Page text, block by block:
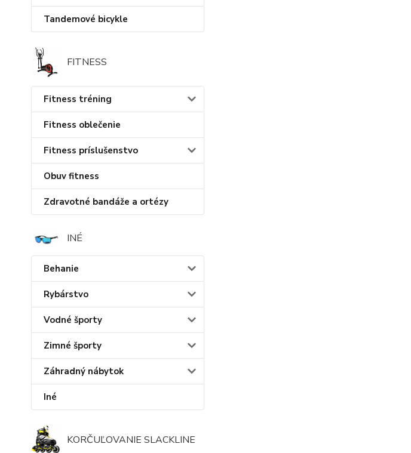
Tandemové bicykle
FITNESS
Fitness tréning
Fitness oblečenie
Fitness príslušenstvo
Obuv fitness
Zdravotné bandáže a ortézy
INÉ
Behanie
Rybárstvo
Vodné športy
Zimné športy
Záhradný nábytok
Iné
KORČUĽOVANIE SLACKLINE